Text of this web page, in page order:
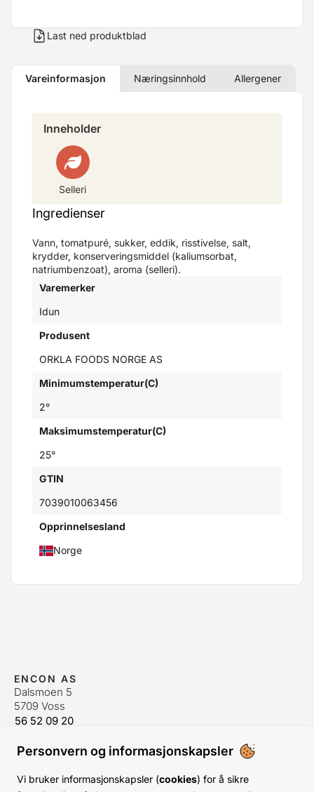
Personvern og informasjonskapsler
Vi bruker informasjonskapsler (cookies) for å sikre
Last ned produktblad
Vareinformasjon Næringsinnhold Allergener
Inneholder
Selleri
Ingredienser
Vann, tomatpuré, sukker, eddik, risstivelse, salt,
krydder, konserveringsmiddel (kaliumsorbat,
natriumbenzoat), aroma (selleri).
Varemerker
Idun
Produsent
ORKLA FOODS NORGE AS
Minimumstemperatur(C)
2°
Maksimumstemperatur(C)
25°
GTIN
7039010063456
Opprinnelsesland
Norge
ENCON AS
Dalsmoen 5
5709 Voss
56 52 09 20
ÅPNINGSTIDER ORDREKONTOR
Man-Fre:08–16